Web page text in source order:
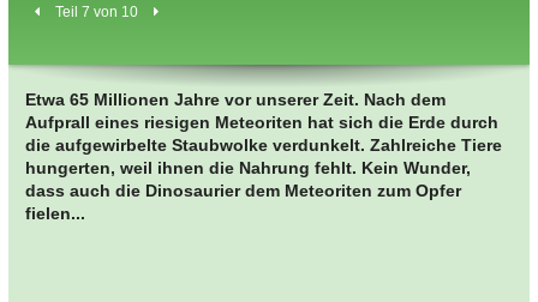
Teil 7 von 10
Etwa 65 Millionen Jahre vor unserer Zeit. Nach dem
Aufprall eines riesigen Meteoriten hat sich die Erde durch
die aufgewirbelte Staubwolke verdunkelt. Zahlreiche Tiere
hungerten, weil ihnen die Nahrung fehlt. Kein Wunder,
dass auch die Dinosaurier dem Meteoriten zum Opfer
fielen...